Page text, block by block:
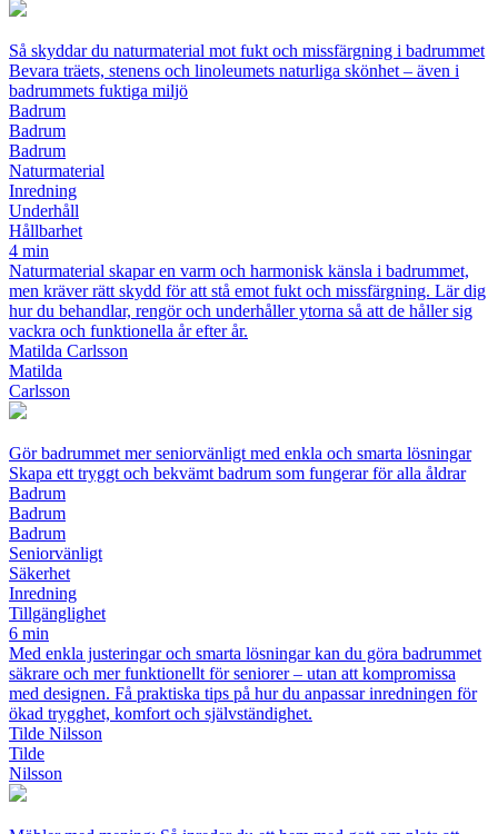
Så skyddar du naturmaterial mot fukt och missfärgning i badrummet
Bevara träets, stenens och linoleumets naturliga skönhet – även i
badrummets fuktiga miljö
Badrum
Badrum
Badrum
Naturmaterial
Inredning
Underhåll
Hållbarhet
4 min
Naturmaterial skapar en varm och harmonisk känsla i badrummet,
men kräver rätt skydd för att stå emot fukt och missfärgning. Lär dig
hur du behandlar, rengör och underhåller ytorna så att de håller sig
vackra och funktionella år efter år.
Matilda Carlsson
Matilda
Carlsson
Gör badrummet mer seniorvänligt med enkla och smarta lösningar
Skapa ett tryggt och bekvämt badrum som fungerar för alla åldrar
Badrum
Badrum
Badrum
Seniorvänligt
Säkerhet
Inredning
Tillgänglighet
6 min
Med enkla justeringar och smarta lösningar kan du göra badrummet
säkrare och mer funktionellt för seniorer – utan att kompromissa
med designen. Få praktiska tips på hur du anpassar inredningen för
ökad trygghet, komfort och självständighet.
Tilde Nilsson
Tilde
Nilsson